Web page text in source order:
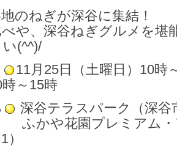
のねぎが深谷に集結！
や、深谷ねぎグルメを堪
い(^^)/
11月25日（土曜日）10時
時～15時
深谷テラスパーク（深谷
花園プレミアム・ア